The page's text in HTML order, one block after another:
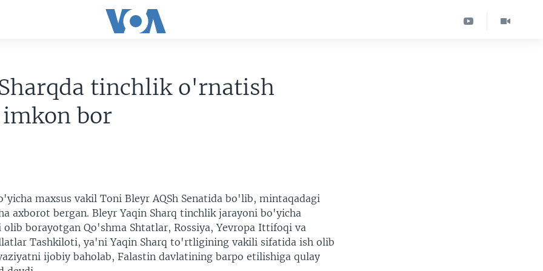
tinchlik o'rnatish
bor
maxsus vakil Toni Bleyr AQSh Senatida bo'lib, mintaqadagi
axborot bergan. Bleyr Yaqin Sharq tinchlik jarayoni bo'yicha
olib borayotgan Qo'shma Shtatlar, Rossiya, Yevropa Ittifoqi va
Tashkiloti, ya'ni Yaqin Sharq to'rtligining vakili sifatida ish olib
ijobiy baholab, Falastin davlatining barpo etilishiga qulay